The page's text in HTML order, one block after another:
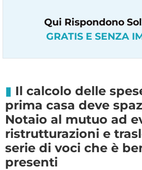
Qui Rispondono
GRATIS E SENZA
Il calcolo delle
prima casa deve
Notaio al mutuo ad
ristrutturazioni e
serie di voci che è
presenti